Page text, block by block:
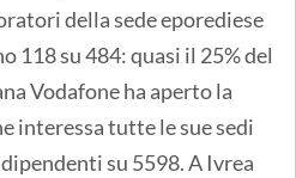
della sede eporediese
118 su 484: quasi il 25% del
Vodafone ha aperto la
interessa tutte le sue sedi
su 5598. A Ivrea